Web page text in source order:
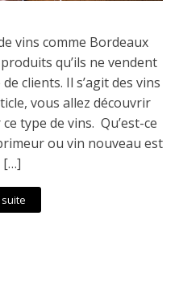
vins comme Bordeaux
qu’ils ne vendent
clients. Il s’agit des vins
vous allez découvrir
type de vins. Qu’est-ce
ou vin nouveau est
[…]
suite